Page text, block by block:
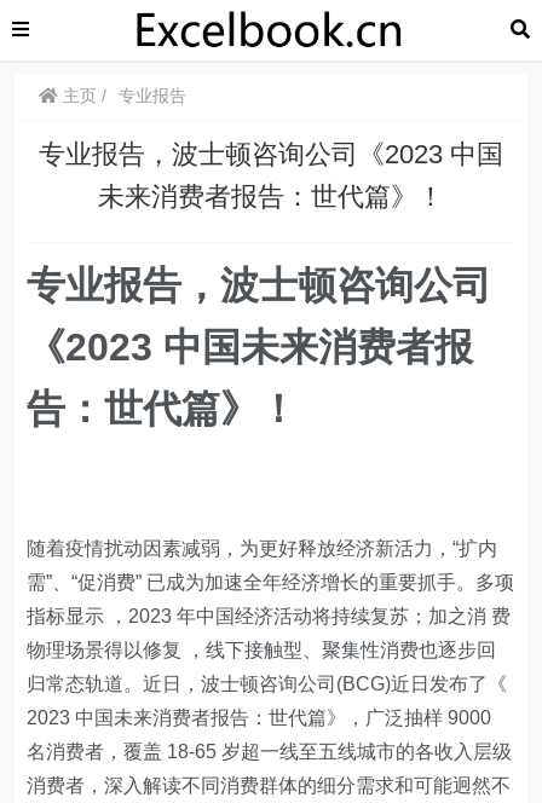
主页 专业报告
​​专业报告，波士顿咨询公司《2023 中国
未来消费者报告：世代篇》！
专业报告，波士顿咨询公司
《2023 中国未来消费者报
告：世代篇》！
随着疫情扰动因素减弱，为更好释放经济新活力，“扩内
需”、“促消费” 已成为加速全年经济增长的重要抓手。多项
指标显示 ，2023 年中国经济活动将持续复苏；加之消 费
物理场景得以修复 ，线下接触型、聚集性消费也逐步回
归常态轨道。近日，波士顿咨询公司(BCG)近日发布了《
2023 中国未来消费者报告：世代篇》，广泛抽样 9000
名消费者，覆盖 18-65 岁超一线至五线城市的各收入层级
消费者，深入解读不同消费群体的细分需求和可能迥然不